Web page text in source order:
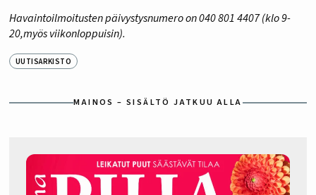
Havaintoilmoitusten päivystysnumero on 040 801 4407 (klo 9-
20,myös viikonloppuisin).
UUTISARKISTO
MAINOS – SISÄLTÖ JATKUU ALLA